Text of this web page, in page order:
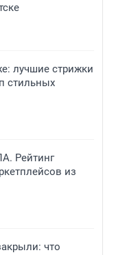
лучшие стрижки
стильных
Рейтинг
из
что